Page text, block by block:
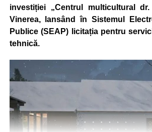
investiției „Centrul multicultural
Vinerea, lansând în Sistemul
Publice (SEAP) licitația pentru
tehnică.